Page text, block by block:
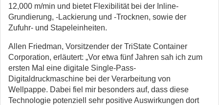
12,000 m/min und bietet Flexibilität bei der Inline-
Grundierung, -Lackierung und -Trocknen, sowie der
Zufuhr- und Stapeleinheiten.
Allen Friedman, Vorsitzender der TriState Container
Corporation, erläutert: „Vor etwa fünf Jahren sah ich zum
ersten Mal eine digitale Single-Pass-
Digitaldruckmaschine bei der Verarbeitung von
Wellpappe. Dabei fiel mir besonders auf, dass diese
Technologie potenziell sehr positive Auswirkungen dort